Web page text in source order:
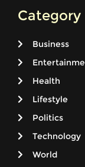
Category
Business
Health
Lifestyle
Politics
Technology
World